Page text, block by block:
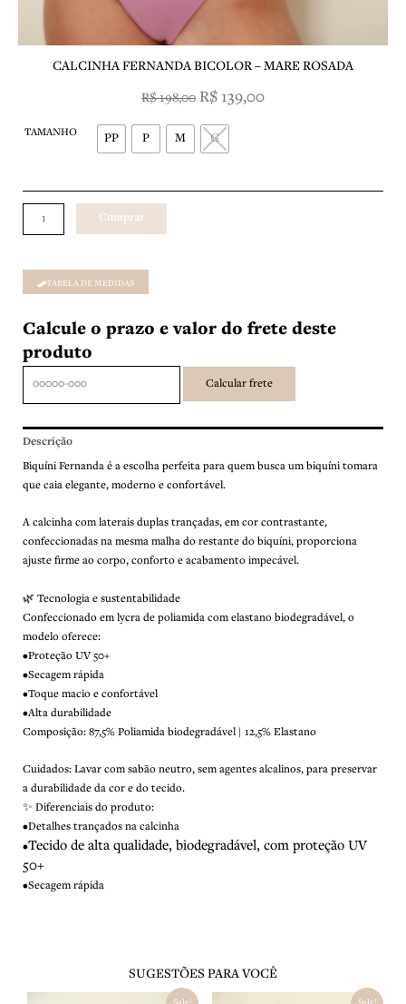
CALCINHA FERNANDA BICOLOR – MARE ROSADA
R$198,00 preço
original
era:
R$ 139,00preço
TAMANHO PP P M G
FERNANDA
MARE
Comprar
TABELA DE MEDIDAS
Calcule o prazo e valor do frete deste
produto
Descrição
Biquíni Fernanda é a escolha perfeita para quem busca um biquíni tomara
que caia elegante, moderno e confortável.
A calcinha com laterais duplas trançadas, em cor contrastante,
confeccionadas na mesma malha do restante do biquíni, proporciona
ajuste firme ao corpo, conforto e acabamento impecável.
🌿 Tecnologia e sustentabilidade
Confeccionado em lycra de poliamida com elastano biodegradável, o
modelo oferece:
•Proteção UV 50+
•Secagem rápida
•Toque macio e confortável
•Alta durabilidade
Composição: 87,5% Poliamida biodegradável | 12,5% Elastano
Cuidados: Lavar com sabão neutro, sem agentes alcalinos, para preservar
a durabilidade da cor e do tecido.
✨ Diferenciais do produto:
•Detalhes trançados na calcinha
•Tecido de alta qualidade, biodegradável, com proteção UV
50+
•Secagem rápida
SUGESTÕES PARA VOCÊ